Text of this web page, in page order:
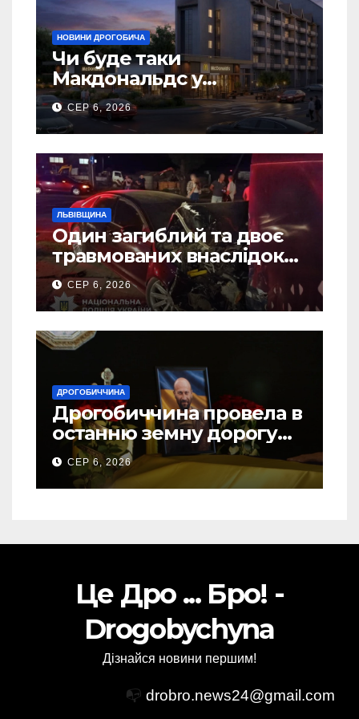
НОВИНИ ДРОГОБИЧА
Чи буде таки
Макдональдс у
Дрогобичі? (Фото)
СЕР 6, 2026
ЛЬВІВЩИНА
Один загиблий та двоє
травмованих внаслідок
ДТП на Самбірщині
СЕР 6, 2026
ДРОГОБИЧЧИНА
Дрогобиччина провела в
останню земну дорогу
свого Захисника – Олега
Торського
СЕР 6, 2026
Це Дро ... Бро! -
Drogobychyna
Дізнайся новини першим!
📭 drobro.news24@gmail.com